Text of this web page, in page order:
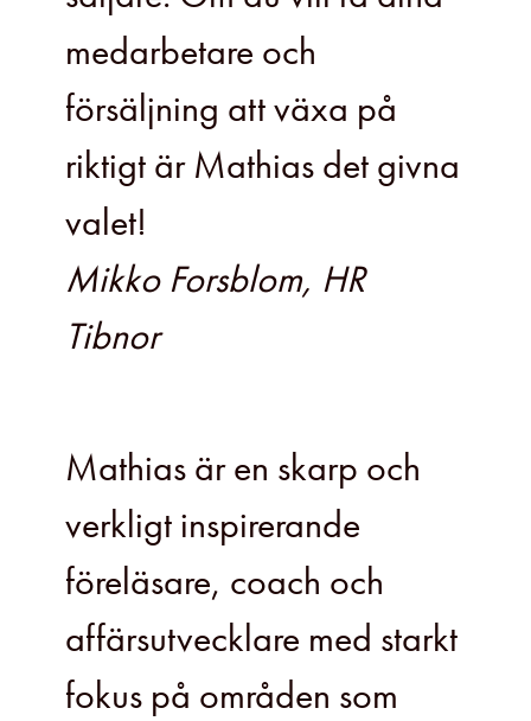
medarbetare och
försäljning att växa på
riktigt är Mathias det givna
valet!
Mikko Forsblom, HR
Tibnor
Mathias är en skarp och
verkligt inspirerande
föreläsare, coach och
affärsutvecklare med starkt
fokus på områden som